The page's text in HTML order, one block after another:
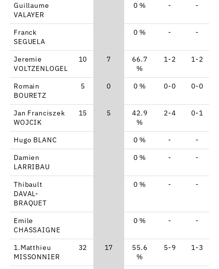
Guillaume
VALAYER
0 % - -
Franck
SEGUELA
0 % - -
Jeremie
VOLTZENLOGEL
10 7
66.7
%
1-2 1-2
Romain
BOURETZ
5 0 0 % 0-0 0-0
Jan Franciszek
WOJCIK
15 5
42.9
%
2-4 0-1
Hugo BLANC 0 % -
-
Damien
LARRIBAU
0 % - -
Thibault
DAVAL-
BRAQUET
0 % - -
Emile
CHASSAIGNE
0 % - -
1.Matthieu
MISSONNIER
32 17
55.6
%
5-9 1-3